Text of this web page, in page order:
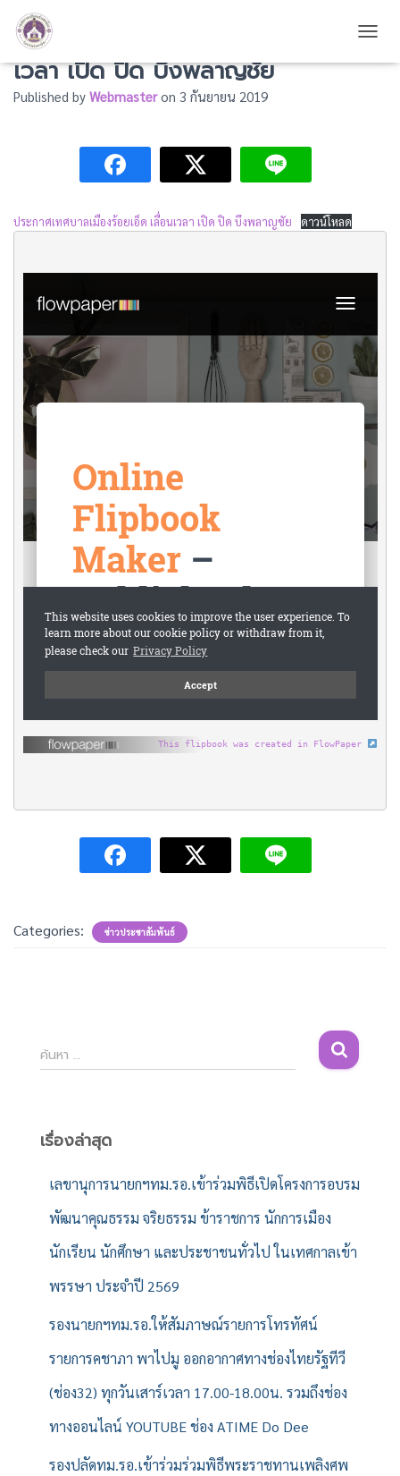
ประกาศเทศบาลเมืองร้อยเอ็ด เลื่อน
เวลา เปิด ปิด บึงพลาญชัย
Published by Webmasteron 3 กันยายน 2019
ประกาศเทศบาลเมืองร้อยเอ็ด เลื่อนเวลา เปิด ปิด บึงพลาญชัย ดาวน์โหลด
This flipbook was created in FlowPaper
Categories: ข่าวประชาสัมพันธ์
ค้
น
สำ
ค้นหา …
เรื่องล่าสุด
เลขานุการนายกฯทม.รอ.เข้าร่วมพิธีเปิดโครงการอบรม
พัฒนาคุณธรรม จริยธรรม ข้าราชการ นักการเมือง
นักเรียน นักศึกษา และประชาชนทั่วไป ในเทศกาลเข้า
พรรษา ประจำปี 2569
รองนายกฯทม.รอ.ให้สัมภาษณ์รายการโทรทัศน์
รายการคชาภา พาไปมู ออกอากาศทางช่องไทยรัฐทีวี
(ช่อง32) ทุกวันเสาร์เวลา 17.00-18.00น. รวมถึงช่อง
ทางออนไลน์ YOUTUBE ช่อง ATIME Do Dee
รองปลัดทม.รอ.เข้าร่วมร่วมพิธีพระราชทานเพลิงศพ